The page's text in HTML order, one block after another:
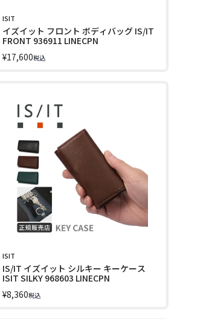
ISIT
イズイット フロント ボディバッグ IS/IT
FRONT 936911 LINECPN
¥17,600税込
ISIT
IS/IT イズイット シルキー キーケース
ISIT SILKY 968603 LINECPN
¥8,360税込